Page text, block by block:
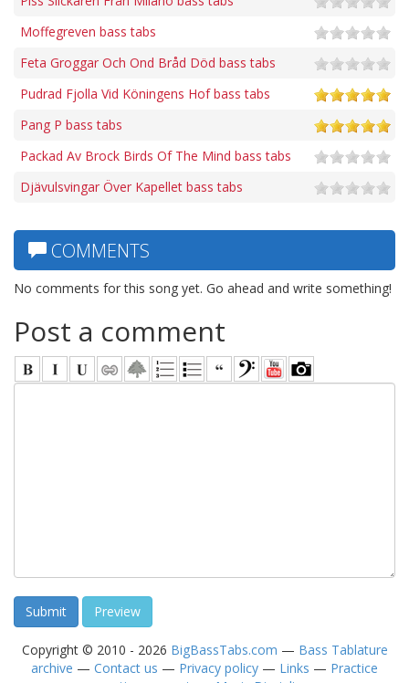
Moffegreven bass tabs
Feta Groggar Och Ond Bråd Död bass tabs
Pudrad Fjolla Vid Köningens Hof bass tabs
Pang P bass tabs
Packad Av Brock Birds Of The Mind bass tabs
Djävulsvingar Över Kapellet bass tabs
COMMENTS
No comments for this song yet. Go ahead and write something!
Post a comment
Copyright © 2010 - 2026 BigBassTabs.com — Bass Tablature
archive — Contact us — Privacy policy — Links — Practice